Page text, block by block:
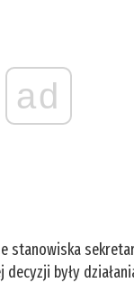
ad
stanowiska
były